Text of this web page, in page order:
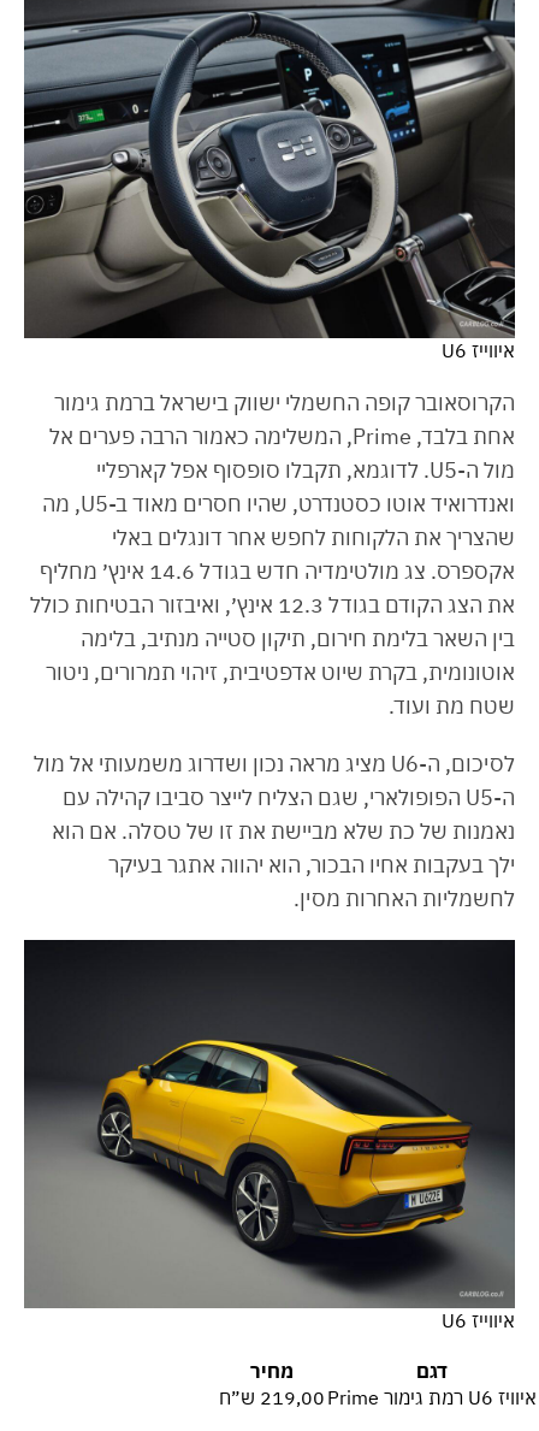
איווייז U6
הקרוסאובר קופה החשמלי ישווק בישראל ברמת גימור
אחת בלבד, Prime, המשלימה כאמור הרבה פערים אל
מול ה-U5. לדוגמא, תקבלו סופסוף אפל קארפליי
ואנדרואיד אוטו כסטנדרט, שהיו חסרים מאוד ב-U5, מה
שהצריך את הלקוחות לחפש אחר דונגלים באלי
אקספרס. צג מולטימדיה חדש בגודל 14.6 אינץ׳ מחליף
את הצג הקודם בגודל 12.3 אינץ׳, ואיבזור הבטיחות כולל
בין השאר בלימת חירום, תיקון סטייה מנתיב, בלימה
אוטונומית, בקרת שיוט אדפטיבית, זיהוי תמרורים, ניטור
שטח מת ועוד.
לסיכום, ה-U6 מציג מראה נכון ושדרוג משמעותי אל מול
ה-U5 הפופולארי, שגם הצליח לייצר סביבו קהילה עם
נאמנות של כת שלא מביישת את זו של טסלה. אם הוא
ילך בעקבות אחיו הבכור, הוא יהווה אתגר בעיקר
לחשמליות האחרות מסין.
איווייז U6
דגם
מחיר
איוויז U6 רמת גימור Prime
219,00 ש״ח